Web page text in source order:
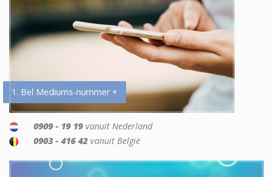
1. Bel Mediums-nummer +
0909 - 19 19 vanuit Nederland
0903 - 416 42 vanuit België